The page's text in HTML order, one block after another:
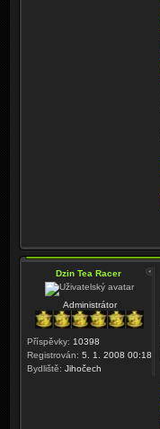
Dzin Tea Racer
Administrátor
Příspěvky: 10398
Registrován: 5. 1. 2008 00:18
Bydliště: Jihočech